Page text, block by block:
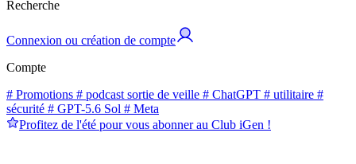
Recherche
Connexion ou création de compte
Compte
# Promotions # podcast sortie de veille # ChatGPT # utilitaire #
sécurité # GPT-5.6 Sol # Meta
Profitez de l'été pour vous abonner au Club iGen !